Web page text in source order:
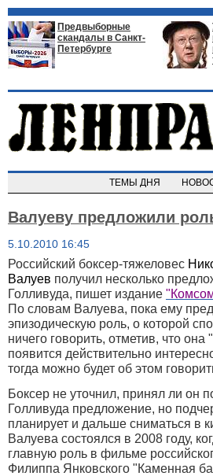
Предвыборные
скандалы в Санкт-
Петербурге
ТЕМЫ ДНЯ
Валуеву предложили
5.10.2010 16:45
Российский боксер-тяжеловес
Валуев получил несколько
Голливуда, пишет издание
По словам Валуева, пока ему
эпизодическую роль, о которой
ничего говорить, отметив, что она
появится действительно
тогда можно будет об этом
Боксер не уточнил, принял ли он
Голливуда предложение, но
планирует и дальше сниматься в
Валуева состоялся в 2008 году,
главную роль в фильме
Филиппа Янковского "Каменная